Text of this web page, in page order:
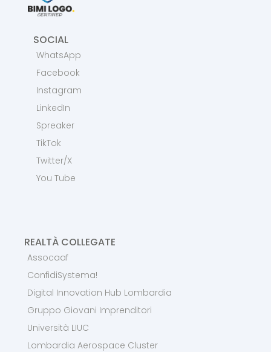
SOCIAL
WhatsApp
Facebook
Instagram
LinkedIn
Spreaker
TikTok
Twitter/X
You Tube
REALTÀ COLLEGATE
Assocaaf
ConfidiSystema!
Digital Innovation Hub Lombardia
Gruppo Giovani Imprenditori
Università LIUC
Lombardia Aerospace Cluster